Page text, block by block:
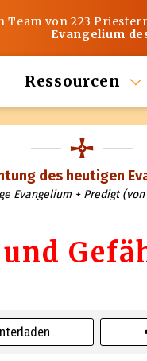
Team von 223
Evangelium
Ressourcen
des heutigen
Evangelium + Predigt